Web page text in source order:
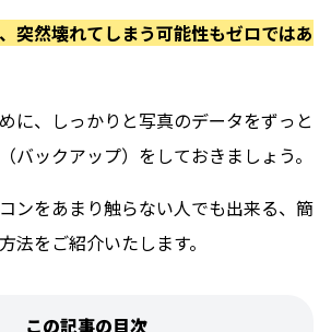
突然壊れてしまう可能性もゼロではあ
に、しっかりと写真のデータをずっと
バックアップ）をしておきましょう。
ンをあまり触らない人でも出来る、簡
法をご紹介いたします。
この記事の目次